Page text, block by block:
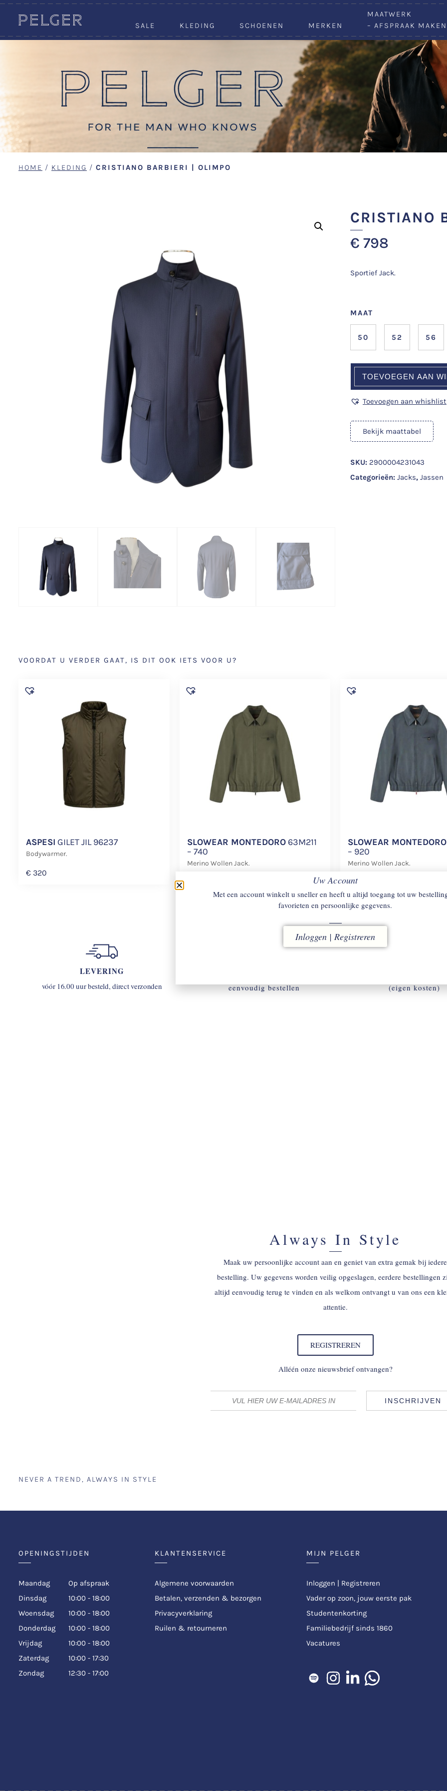
SALE KLEDING SCHOENEN MERKEN
MAATWERK
– AFSPRAAK
HOME / KLEDING / CRISTIANO BARBIERI | OLIMPO
CRISTIANO
€ 798
Sportief Jack.
MAAT
50 52 56
TOEVOEGEN AAN
Toevoegen aan whishlist
Bekijk maattabel
SKU: 2900004231043
Categorieën: Jacks, Jassen
VOORDAT U VERDER GAAT, IS DIT OOK IETS VOOR U?
ASPESI GILET JIL 96237
Bodywarmer.
€ 320
SLOWEAR MONTEDORO63M211
– 740
Merino Wollen Jack.
SLOWEAR MONTEDORO
– 920
Merino Wollen Jack.
€998
LEVERING
vóór 16.00 uur besteld, direct verzonden eenvoudig bestellen (eigen kosten)
Always In Style
Maak uw persoonlijke account aan en geniet van extra gemak bij iedere
bestelling. Uw gegevens worden veilig opgeslagen, eerdere bestellingen
altijd eenvoudig terug te vinden en als welkom ontvangt u van ons een
attentie.
REGISTREREN
Alléén onze nieuwsbrief ontvangen?
INSCHRIJVEN
NEVER A TREND, ALWAYS IN STYLE
OPENINGSTIJDEN
Maandag
Op afspraak
Dinsdag
10:00 - 18:00
Woensdag
10:00 - 18:00
Donderdag
10:00 - 18:00
Vrijdag
10:00 - 18:00
Zaterdag
10:00 - 17:30
Zondag
12:30 - 17:00
KLANTENSERVICE
Algemene voorwaarden
Betalen, verzenden & bezorgen
Privacyverklaring
Ruilen & retourneren
MIJN PELGER
Inloggen | Registreren
Vader op zoon, jouw eerste pak
Studentenkorting
Familiebedrijf sinds 1860
Vacatures
Uw Account
Met een account winkelt u sneller en heeft u altijd toegang tot uw
favorieten en persoonlijke gegevens.
Inloggen | Registreren